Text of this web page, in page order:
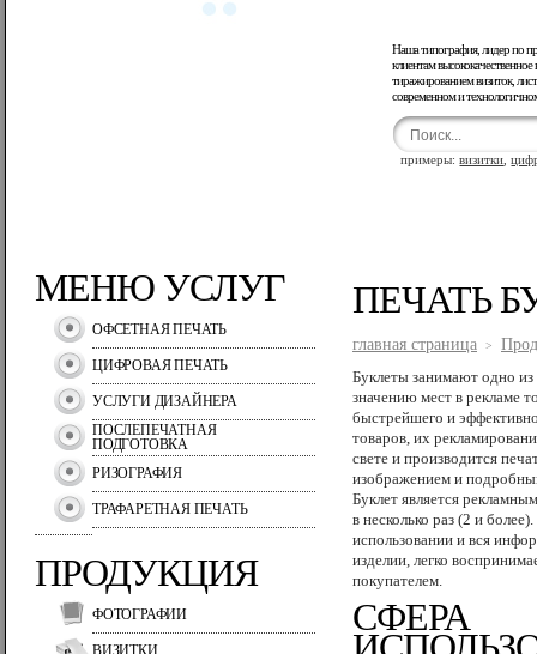
Наша типография, лидер по
клиентам
тиражированием визиток,
современном и
примеры:визитки ,
МЕНЮ УСЛУГ
ОФСЕТНАЯ ПЕЧАТЬ
ЦИФРОВАЯ ПЕЧАТЬ
УСЛУГИ ДИЗАЙНЕРА
ПОСЛЕПЕЧАТНАЯ
ПОДГОТОВКА
РИЗОГРАФИЯ
ТРАФАРЕТНАЯ ПЕЧАТЬ
ПРОДУКЦИЯ
ФОТОГРАФИИ
ВИЗИТКИ
ПЕЧАТЬ
главная страница >
Буклеты занимают одно
значению мест в рекламе
быстрейшего и
товаров, их
свете и производится
изображением и
Буклет является
в несколько раз (2 и
использовании и вся
изделии, легко
покупателем.
СФЕРА